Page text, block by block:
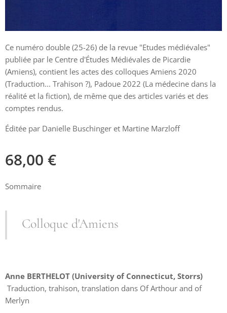
Ce numéro double (25-26) de la revue "Etudes médiévales"
publiée par le Centre d'Études Médiévales de Picardie
(Amiens), contient les actes des colloques Amiens 2020
(Traduction... Trahison ?), Padoue 2022 (La médecine dans la
réalité et la fiction), de même que des articles variés et des
comptes rendus.
Éditée par Danielle Buschinger et Martine Marzloff
68,00 €
Sommaire
Colloque d'Amiens
Anne BERTHELOT (University of Connecticut, Storrs)
Traduction, trahison, translation dans Of Arthour and of
Merlyn